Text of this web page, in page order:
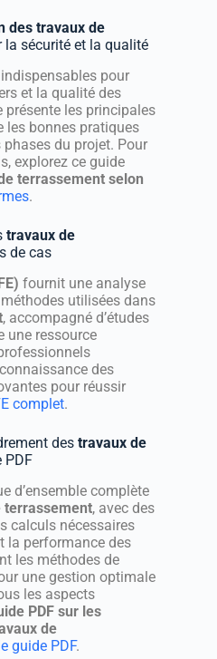
des travaux de
la sécurité et la qualité
pour
et la qualité des
présente les principales
les bonnes pratiques
du projet. Pour
explorez ce guide
terrassement selon
.
travaux de
de cas
fournit une analyse
utilisées dans
, accompagné d’études
une ressource
des
pour réussir
complet.
des travaux de
PDF
d’ensemble complète
terrassement, avec des
calculs nécessaires
la performance des
les méthodes de
une gestion optimale
les aspects
PDF sur les
de
guide PDF.